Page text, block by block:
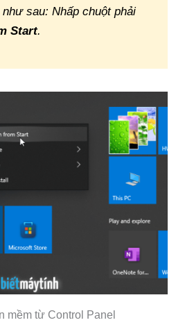
sau: Nhấp chuột phải
Start.
mềm từ Control Panel